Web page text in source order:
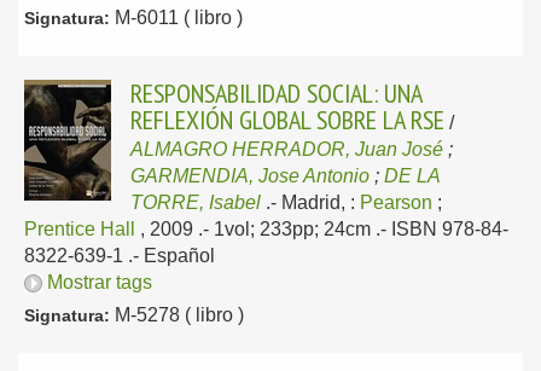
Signatura: M-6011 ( libro )
RESPONSABILIDAD SOCIAL: UNA
REFLEXIÓN GLOBAL SOBRE LA RSE /
ALMAGRO HERRADOR, Juan José ;
GARMENDIA, Jose Antonio ; DE LA
TORRE, Isabel .- Madrid, : Pearson ;
Prentice Hall
, 2009 .- 1vol; 233pp; 24cm .- ISBN 978-84-
8322-639-1 .- Español
Mostrar tags
Signatura: M-5278 ( libro )